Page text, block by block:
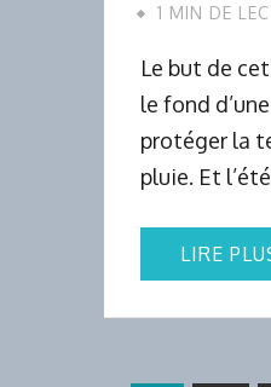
1 MIN DE
Le but de
le fond
protéger la
pluie. Et
LIRE